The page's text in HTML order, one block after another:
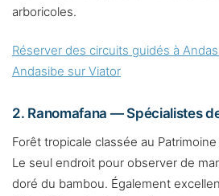
arboricoles.
Réserver des circuits guidés à
Andasibe sur Viator
2. Ranomafana — Spécialistes
Forêt tropicale classée au Patrimoine
Le seul endroit pour observer de
doré du bambou. Également